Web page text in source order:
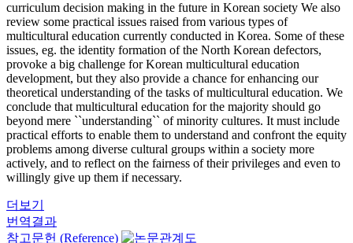
curriculum decision making in the future in Korean society We also
review some practical issues raised from various types of
multicultural education currently conducted in Korea. Some of these
issues, eg. the identity formation of the North Korean defectors,
provoke a big challenge for Korean multicultural education
development, but they also provide a chance for enhancing our
theoretical understanding of the tasks of multicultural education. We
conclude that multicultural education for the majority should go
beyond mere ``understanding`` of minority cultures. It must include
practical efforts to enable them to understand and confront the equity
problems among diverse cultural groups within a society more
actively, and to reflect on the fairness of their privileges and even to
willingly give up them if necessary.
더보기
번역결과
참고문헌 (Reference)